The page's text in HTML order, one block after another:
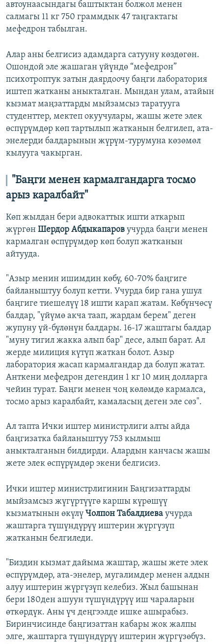
автоунаасындагы баштыктан болжол менен
салмагы 11 кг 750 граммдык 47 таңгактагы
мефедрон табылган.
Алар аны белгисиз адамдарга сатууну көздөгөн.
Ошондой эле жашаган үйүндө “мефедрон”
психотроптук затын даярдоочу баңги лаборатория
иштеп жатканы аныкталган. Мындан улам, атайын
кызмат маңзаттарды мыйзамсыз таратууга
студенттер, мектеп окуучулары, жашы жете элек
өспүрүмдөр көп тартылып жатканын белгилеп, ата-
энелерди балдарынын жүрүм-турумуна көзөмөл
кылууга чакырган.
"Баңги менен кармалгандарга тосмо
арыз каралбайт"
Көп жылдан бери адвокаттык ишти аткарып
жүргөн Шердор Абдыкапаров учурда баңги менен
кармалган өспүрүмдөр көп болуп жатканын
айтууда.
"Азыр менин ишимдин көбү, 60-70% баңгиге
байланыштуу болуп кетти. Учурда бир гана ушул
баңгиге тиешелүү 18 ишти карап жатам. Көбүнчөсү
балдар, "үйүмө акча таап, жардам берем" деген
жупуну үй-бүлөнүн балдары. 16-17 жаштагы балдар
"муну тигил жакка алып бар" десе, алып барат. Ал
жерде милиция күтүп жаткан болот. Азыр
лаборатория жасап кармалгандар да болуп жатат.
Анткени мефедрон дегендин 1 кг 10 миң долларга
чейин турат. Баңги менен чоң көлөмдө кармалса,
тосмо арыз каралбайт, камаласың деген эле сөз".
Ал тапта Ички иштер министрлиги алты айда
баңгизатка байланыштуу 753 кылмыш
аныкталганын билдирди. Алардын канчасы жашы
жете элек өспүрүмдөр экени белгисиз.
Ички иштер министрлигинин Баңгизаттарды
мыйзамсыз жүгүртүүгө каршы күрөшүү
кызматынын өкүлү Чолпон Табалдиева учурда
жаштарга түшүндүрүү иштерин жүргүзүп
жатканын белгиледи.
"Биздин кызмат дайыма жаштар, жашы жете элек
өспүрүмдөр, ата-энелер, мугалимдер менен алдын
алуу иштерин жүргүзүп келебиз. Жыл башынан
бери 180ден ашуун түшүндүрүү иш чараларын
өткөрдүк. Аны үч деңгээлде ишке ашырабыз.
Биринчисинде баңгизаттан кабары жок жалпы
элге, жаштарга түшүндүрүү иштерин жүргүзөбүз.